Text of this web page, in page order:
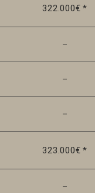
322.000€ *
–
–
–
323.000€ *
–